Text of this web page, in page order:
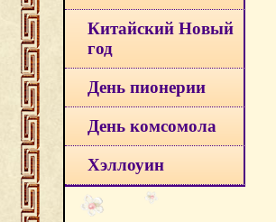
Китайский Новый
год
День пионерии
День комсомола
Хэллоуин